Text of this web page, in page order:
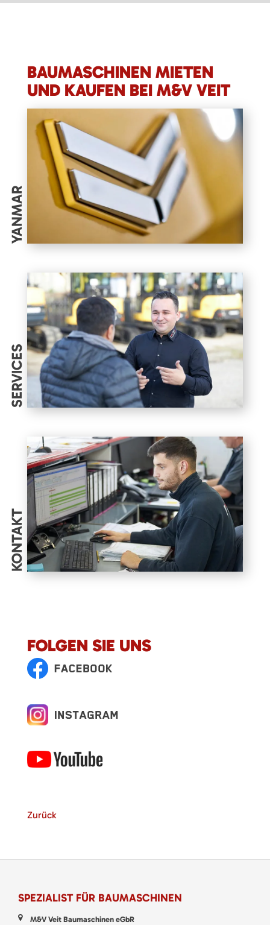
BAUMASCHINEN MIETEN
UND KAUFEN BEI M&V VEIT
YANMAR
SERVICES
KONTAKT
FOLGEN SIE UNS
Zurück
SPEZIALIST FÜR BAUMASCHINEN
M&V Veit Baumaschinen eGbR